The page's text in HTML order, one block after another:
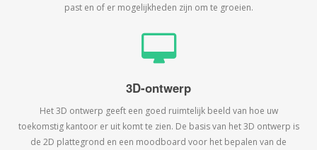
past en of er mogelijkheden zijn om te groeien.
3D-ontwerp
Het 3D ontwerp geeft een goed ruimtelijk beeld van hoe uw
toekomstig kantoor er uit komt te zien. De basis van het 3D ontwerp is
de 2D plattegrond en een moodboard voor het bepalen van de